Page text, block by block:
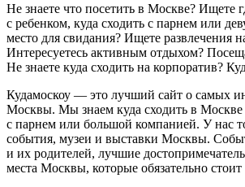
Не знаете что посетить в Москве? Ищете
с ребенком, куда сходить с парнем или
место для свидания? Ищете развлечения
Интересуетесь активным отдыхом?
Не знаете куда сходить на корпоратив?
Кудамоскоу — это лучший сайт о самых
Москвы. Мы знаем куда сходить в Москве
с парнем или большой компанией. У нас
события, музеи и выставки Москвы.
и их родителей, лучшие
места Москвы, которые обязательно стоит